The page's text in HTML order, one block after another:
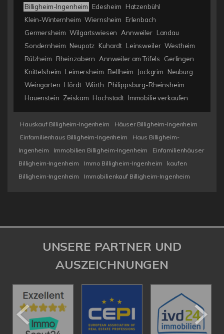
Billigheim-Ingenheim Edesheim
Hatzenbühl
Klein-Winternheim Wiernsheim
Erlenbach
Germersheim Wilgartswiesen Annweiler Landau
Sondernheim Neupotz Kuhardt Leinsweiler Westheim
Rülzheim
Rheinzabern Annweiler am Trifels
Gerlingen
Knittelsheim
Leimersheim Bellheim Jockgrim
Neuburg
Weingarten Hördt Wörth
Philippsburg-Rheinsheim
Hauenstein Zeiskam Hochstadt Immobilie verkaufen
Hauskauf Billigheim-Ingenheim
Häuser Billigheim-Ingenheim
Einfamilienhaus Billigheim-Ingenheim
Haus Billigheim-
Ingenheim
Immobilien Billigheim-Ingenheim
Einfamilienhäuser
Billigheim-Ingenheim
Immo Billigheim-Ingenheim
kaufen
Billigheim-Ingenheim
Immobilienkauf Billigheim-Ingenheim
UNSERE PARTNER UND
AUSZEICHNUNGEN